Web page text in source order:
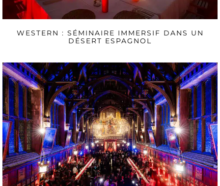
WESTERN : SÉMINAIRE IMMERSIF DANS UN
DÉSERT ESPAGNOL